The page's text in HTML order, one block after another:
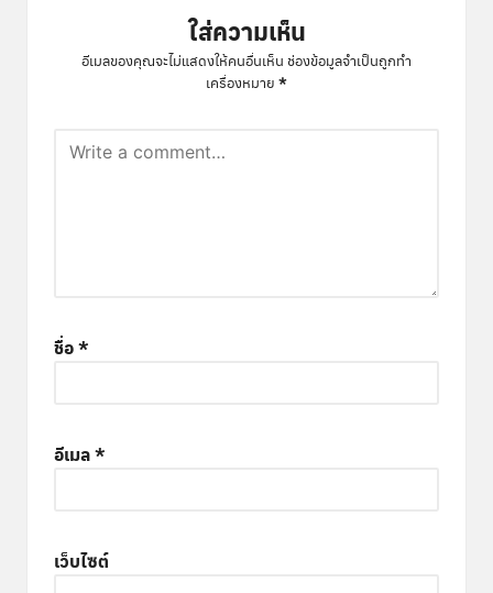
ใส่ความเห็น
อีเมลของคุณจะไม่แสดงให้คนอื่นเห็น ช่องข้อมูลจำเป็นถูกทำ
เครื่องหมาย *
ชื่อ*
อีเมล*
เว็บไซต์